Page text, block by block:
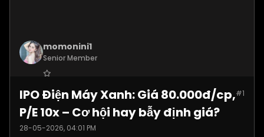
momonini1
Senior Member
Posts:5399 #1
IPO Điện Máy Xanh: Giá 80.000đ/cp,
P/E 10x – Cơ hội hay bẫy định giá?
28-05-2026, 04:01 PM